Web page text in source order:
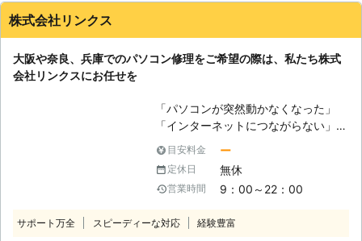
見積りやご相談は無料となっておりま
す。 なにかトラブルが発生しました
弊社では、ご依頼いただいたにもかか
わらず、パソコンの修理やトラブルの
解決ができなかった場合は、修理代金
はいただいておりません。 修理に時
間がかかったとしても、作業代金など
は発生することはありませんので、安
張サポートをおこなっております！】
パソコン診断11,000円（税込）！ま
きがある」 「パソコンを落として破
損した」 こんなときは、まずはパソ
コン診断をご利用ください！当店は栃
木県大田原市でパソコン修理を承って
います。「どこが悪いのかわらない」
コン診断11,000円（税込）で承って
います。パソコンの故障箇所は自分で
株式会社リンクス
大阪や奈良、兵庫でのパソコン修理をご希望の際は、私たち株式
会社リンクスにお任せを
「パソコンが突然動かなくなった」
「インターネットにつながらない」
「ウィルスに感染してしまった」 こ
のようなパソコントラブルの時は、私
たち株式会社リンクスのパソコン修理
サービスをご利用ください。 弊社で
客様によりご好評いただいておりま
目安料金 ー
定休日 無休
営業時間 9：00～22：00
サポート万全 スピーディーな対応 経験豊富